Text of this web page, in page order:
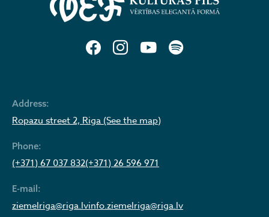
Address:
Ropazu street 2, Riga (See the map)
Phone:
(+371) 67 037 832(+371) 26 596 971
E-mail:
ziemelriga@riga.lvinfo.ziemelriga@riga.lv